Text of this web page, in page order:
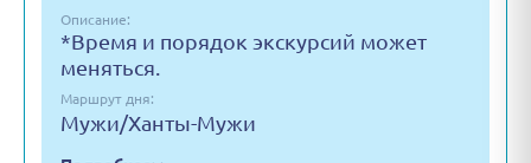
Описание:
*Время и порядок экскурсий может
меняться.
Маршрут дня:
Мужи/Ханты-Мужи